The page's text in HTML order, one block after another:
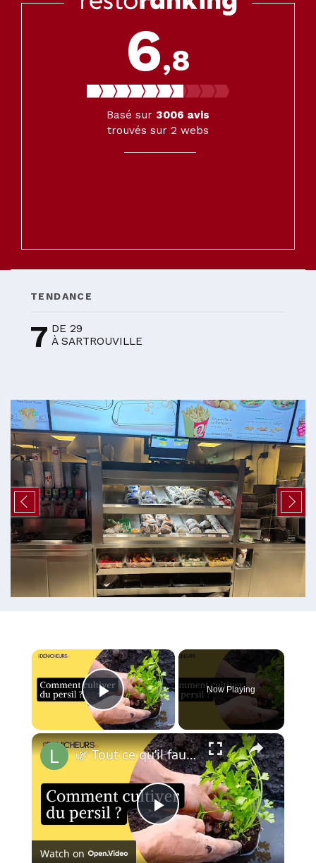
6,8
Basé sur 3006 avis
trouvés sur 2 webs
TENDANCE
7 DE 29
À SARTROUVILLE
×
Play Video
Now Playing
×
Play
🌿 Tout ce qu’il faut savoir sur la culture du persil 📖
Watch on